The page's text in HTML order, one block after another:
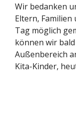
Wir bedanken
Eltern,
Tag möglich
können wir
Außenbereich
Kita-Kinder,